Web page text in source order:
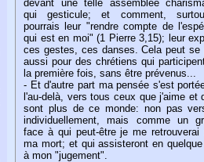
devant une telle assemblée
qui gesticule; et comment,
pourrais leur "rendre compte de
qui est en moi" (1 Pierre 3,15); leur
ces gestes, ces danses. Cela peut se
aussi pour des chrétiens qui
la première fois, sans être prévenus...
- Et d'autre part ma pensée s'est
l'au-delà, vers tous ceux que j'aime et
sont plus de ce monde: non pas
individuellement, mais comme un
face à qui peut-être je me retrouverai
ma mort; et qui assisteront en
à mon "jugement".